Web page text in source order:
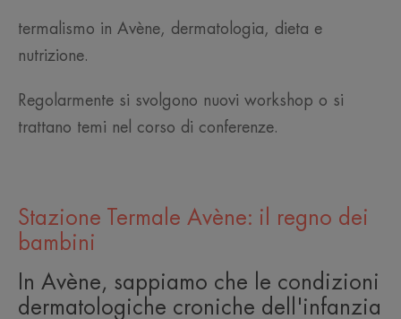
termalismo in Avène, dermatologia, dieta e
nutrizione.
Regolarmente si svolgono nuovi workshop o si
trattano temi nel corso di conferenze.
Stazione Termale Avène: il regno dei
bambini
In Avène, sappiamo che le condizioni
dermatologiche croniche dell'infanzia